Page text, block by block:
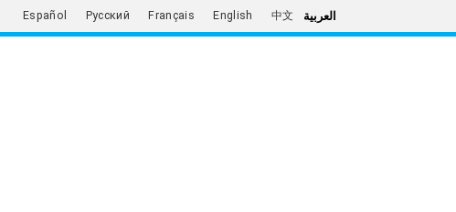
العربية 中文
English
Français
Русский
Español